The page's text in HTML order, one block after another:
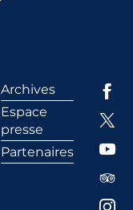
Archives
Espace
presse
Partenaires